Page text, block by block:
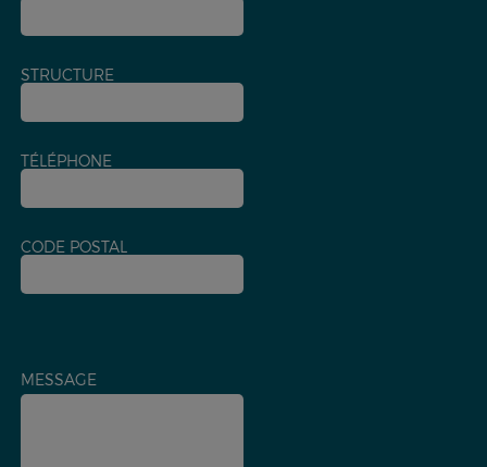
STRUCTURE
TÉLÉPHONE
CODE POSTAL
MESSAGE